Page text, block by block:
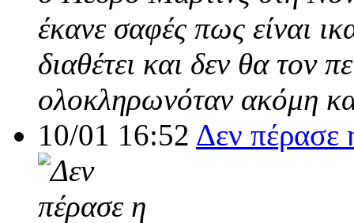
έκανε σαφές πως είναι
διαθέτει και δεν θα τον
ολοκληρωνόταν ακόμη
10/01 16:52 Δεν πέρασε